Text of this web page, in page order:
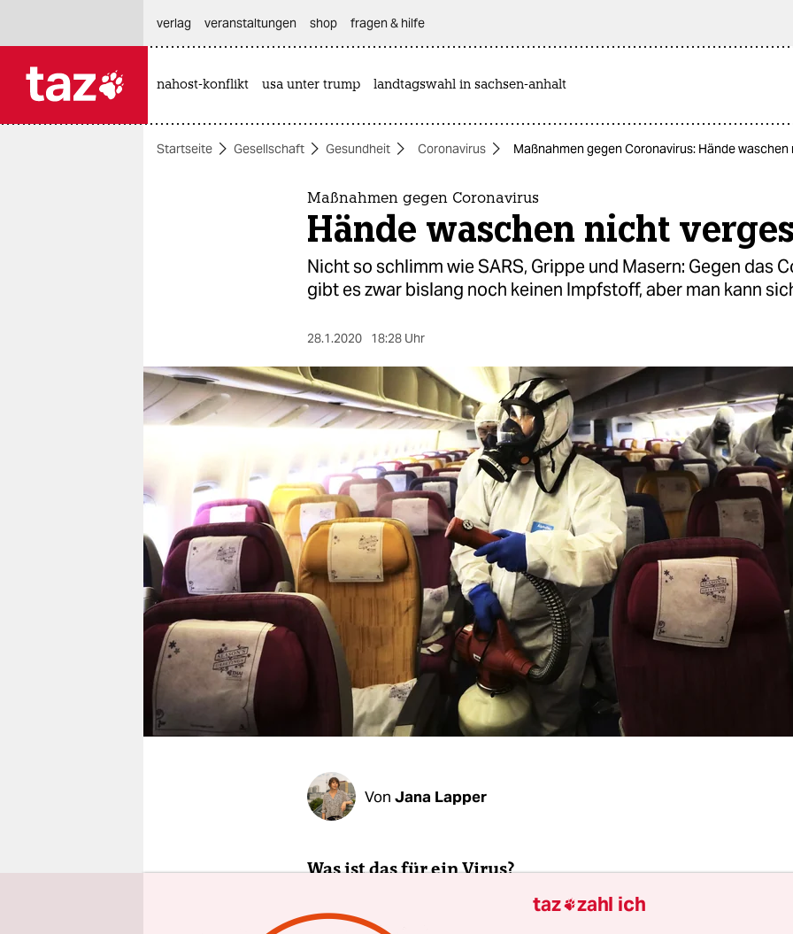
themen
berlin
wahrheit
verlag
verlag
veranstaltungen
shop
fragen & hilfe
unterstützen
abo
verlag
veranstaltungen shop fragen & hilfe
nahost-konflikt usa unter trump landtagswahl in sachsen-anhalt
Startseite Gesellschaft Gesundheit Coronavirus Maßnahmen gegen Coronavirus: Hände
Maßnahmen gegen Coronavirus
Hände waschen nicht
Nicht so schlimm wie SARS, Grippe und Masern: Gegen das
gibt es zwar bislang noch keinen Impfstoff, aber man kann
28.1.2020 18:28 Uhr
Von Jana Lapper
Was ist das für ein Virus?
Der neuartige Erreger namens 2019-nCoV stammt aus der
taz zahl ich